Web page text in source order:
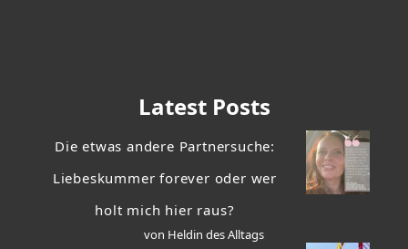
Latest Posts
Die etwas andere Partnersuche:
Liebeskummer forever oder wer
holt mich hier raus?
von Heldin des Alltags